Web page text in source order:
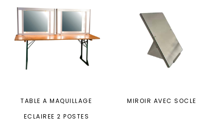
TABLE A MAQUILLAGE
ECLAIREE 2 POSTES
MIROIR AVEC SOCLE